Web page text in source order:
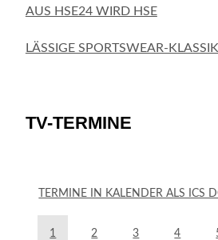
AUS HSE24 WIRD HSE
LÄSSIGE SPORTSWEAR-
TV-TERMINE
TERMINE IN KALENDER ALS ICS
1 2 3 4